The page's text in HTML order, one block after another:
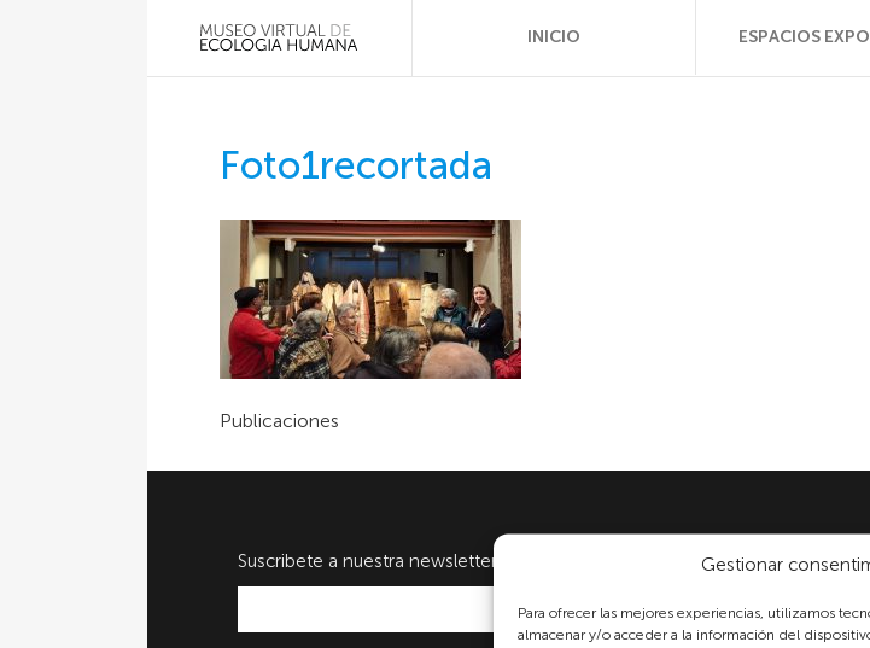
Gestionar
Para ofrecer las mejores experiencias, utilizamos
almacenar y/o acceder a la información del
INICIO ESPACIOS
Foto1recortada
Publicaciones
Suscribete a nuestra newsletter